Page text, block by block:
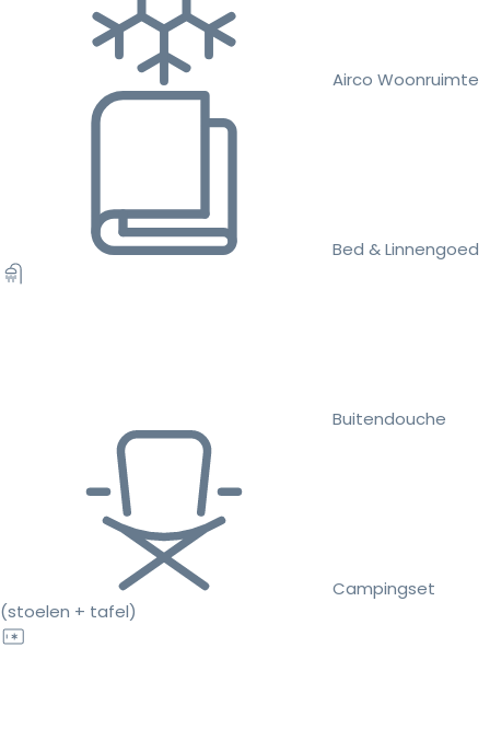
Airco Woonruimte
Bed & Linnengoed
Buitendouche
Campingset
(stoelen + tafel)